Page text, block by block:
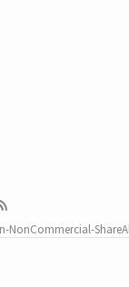
NonCommercial-